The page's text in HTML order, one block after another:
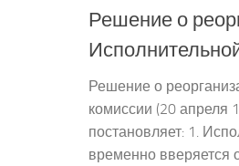
Решение о
Решение о
комиссии (20 апреля
постановляет: 1.
временно вверяется